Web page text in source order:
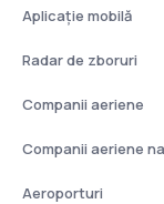
Aplicație mobilă
Radar de zboruri
Companii aeriene
Companii aeriene
Aeroporturi